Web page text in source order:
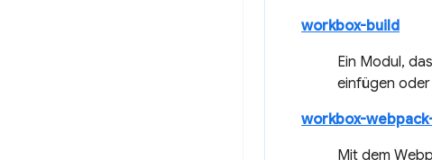
workbox-build
Ein Modul,
einfügen
workbox-
Mit dem